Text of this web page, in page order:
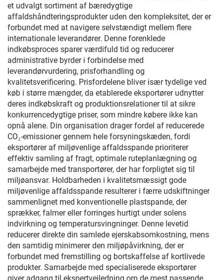
et udvalgt sortiment af bæredygtige
affaldshåndteringsprodukter uden den kompleksitet, der er
forbundet med at navigere selvstændigt mellem flere
internationale leverandører. Denne forenklede
indkøbsproces sparer værdifuld tid og reducerer
administrative byrder i forbindelse med
leverandørvurdering, prisforhandling og
kvalitetsverificering. Prisfordelene bliver især tydelige ved
køb i større mængder, da etablerede eksportører udnytter
deres indkøbskraft og produktionsrelationer til at sikre
konkurrencedygtige priser, som mindre købere ikke kan
opnå alene. Din organisation drager fordel af reducerede
CO₂-emissioner gennem hele forsyningskæden, fordi
eksportører af miljøvenlige affaldsspande prioriterer
effektiv samling af fragt, optimale ruteplanlægning og
samarbejde med transportører, der har forpligtet sig til
miljøansvar. Holdbarheden i kvalitetsmæssigt gode
miljøvenlige affaldsspande resulterer i færre udskiftninger
sammenlignet med konventionelle plastspande, der
sprækker, falmer eller forringes hurtigt under solens
indvirkning og temperatursvingninger. Denne levetid
reducerer direkte din samlede ejerskabsomkostning, mens
den samtidig minimerer den miljøpåvirkning, der er
forbundet med fremstilling og bortskaffelse af kortlivede
produkter. Samarbejde med specialiserede eksportører